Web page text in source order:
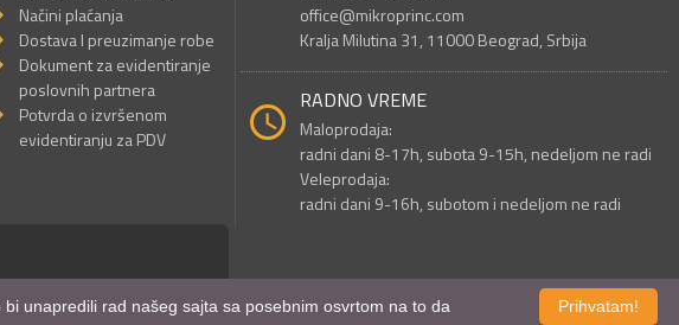
Načini plaćanja
Dostava I preuzimanje robe
Dokument za evidentiranje
poslovnih partnera
Potvrda o izvršenom
evidentiranju za PDV
office@mikroprinc.com
Kralja Milutina 31, 11000 Beograd, Srbija
RADNO VREME
Maloprodaja:
radni dani 8-17h, subota 9-15h, nedeljom ne radi
Veleprodaja:
radni dani 9-16h, subotom i nedeljom ne radi
SEO optimizacija Prihvatam!
unapredili rad našeg sajta sa posebnim osvrtom na to da